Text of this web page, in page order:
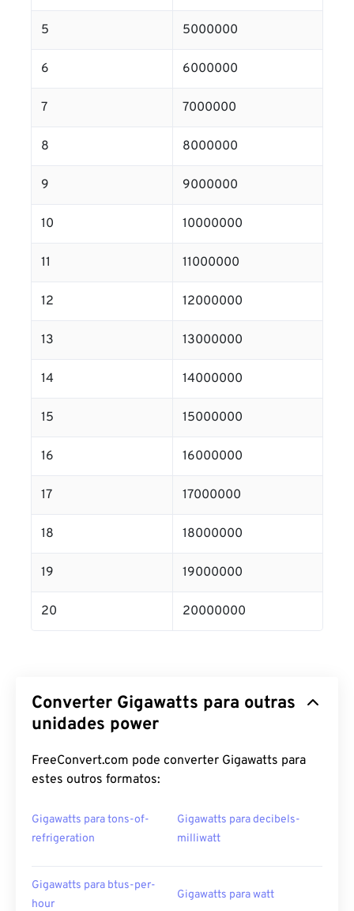
5 5000000
6 6000000
7 7000000
8 8000000
9 9000000
10 10000000
11 11000000
12 12000000
13 13000000
14 14000000
15 15000000
16 16000000
17 17000000
18 18000000
19 19000000
20 20000000
Converter Gigawatts para outras
unidades power
FreeConvert.com pode converter Gigawatts para
estes outros formatos:
Gigawatts para tons-of-
refrigeration
Gigawatts para decibels-
milliwatt
Gigawatts para btus-per-
hour
Gigawatts para watt